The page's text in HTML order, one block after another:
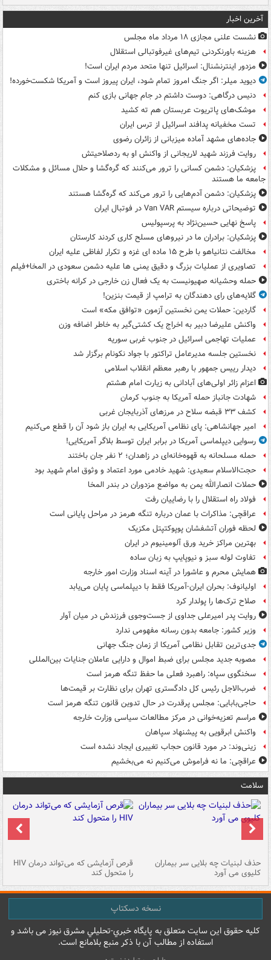
آخرین اخبار
نشست علنی مجازی ۱۸ مرداد ماه مجلس
هزینه باورنکردنی تیم‌های غیرفوتبالی استقلال
مزدور اینترنشنال: اسرائیل تنها متحد مردم ایران است!
دیوید میلر: اگر جنگ امروز تمام شود، ایران پیروز است و آمریکا شکست‌خورده!
دنیس درگاهی: دوست داشتم در جام جهانی بازی کنم
موشک‌های پاتریوت عربستان هم ته‌ کشید
تست مخفیانه پدافند اسرائیل از ترس ایران
جاده‌های مشهد آماده میزبانی از زائران رضوی
روایت فرزند شهید لاریجانی از واکنش او به ردصلاحیتش
پزشکیان: دشمن کسانی را ترور می‌کنند که گره‌گشا و حلال مسائل و مشکلات
جامعه ما هستند
پزشکیان: دشمن آدم‌هایی را ترور می‌کند که گره‌گشا هستند
توضیحاتی درباره سیستم Van VAR در فوتبال ایران
پاسخ نهایی حسین‌نژاد به پرسپولیس
پزشکیان: برادران ما در نیروهای مسلح کاری کردند کارستان
مخالفت نتانیاهو با طرح ۱۵ ماده ای غزه و تکرار لفاظی علیه ایران
تصاویری از عملیات بزرگ و دقیق یمنی ها علیه دشمن سعودی در المخا+فیلم
حمله وحشیانه صهیونیست به یک فعال زن خارجی در کرانه باختری
گلایه‌های رای دهندگان به ترامپ از قیمت بنزین!
گاردین: حملات یمن نخستین آزمون «توافق مکه» است
واکنش علیرضا دبیر به اخراج یک کشتی‌گیر به خاطر اضافه وزن
عملیات تهاجمی اسرائیل در جنوب غربی سوریه
نخستین جلسه مدیرعامل تراکتور با جواد نکونام برگزار شد
دیدار رییس جمهور با رهبر معظم انقلاب اسلامی
اعزام زائر اولی‌های آبادانی به زیارت امام هشتم
شهادت جانباز حمله آمریکا به جنوب کرمان
کشف ۳۳ قبضه سلاح در مرزهای آذربایجان غربی
امیر جهانشاهی: پای نظامی آمریکایی به ایران باز شود آن را قطع می‌کنیم
رسوایی دیپلماسی آمریکا در برابر ایران توسط بلاگر آمریکایی!
حمله مسلحانه به قهوه‌خانه‌ای در زاهدان؛ ۲ نفر جان باختند
حجت‌الاسلام سعیدی: شهید خادمی مورد اعتماد و وثوق امام شهید بود
حملات انصارالله یمن به مواضع مزدوران در بندر المخا
فولاد راه استقلال را با رضاییان رفت
عراقچی: مذاکرات با عمان درباره تنگه هرمز در مراحل پایانی است
لحظه فوران آتشفشان پوپوکتپتل مکزیک
بهترین مراکز خرید ورق آلومینیوم در ایران
تفاوت لوله سبز و نیوپایپ به زبان ساده
همایش محرم و عاشورا در آینه اسناد وزارت امور خارجه
اولیانوف: بحران ایران-آمریکا فقط با دیپلماسی پایان می‌یابد
صلاح ترک‌ها را پولدار کرد
روایت پدر امیرعلی جداوی از جست‌وجوی فرزندش در میان آوار
وزیر کشور: جامعه بدون رسانه مفهومی ندارد
جدی‌ترین تقابل نظامی آمریکا از زمان جنگ جهانی
مصوبه جدید مجلس برای ضبط اموال و دارایی عاملان جنایات بین‌المللی
سخنگوی سپاه: راهبرد فعلی ما حفظ تنگه هرمز است
ضرب‌الاجل رئیس کل دادگستری تهران برای نظارت بر قیمت‌ها
حاجی‌بابایی: مجلس پرقدرت در حال تدوین قانون تنگه هرمز است
مراسم تعزیه‌خوانی در مرکز مطالعات سیاسی وزارت خارجه
واکنش ابرقویی به پیشنهاد سپاهان
زینی‌وند: در مورد قانون حجاب تغییری ایجاد نشده است
عراقچی: ما نه فراموش می‌کنیم نه می‌بخشیم
سلامت
حذف لبنیات چه بلایی سر بیماران
کلیوی می آورد
قرص آزمایشی که می‌تواند درمان HIV
را متحول کند
نسخه دسکتاپ
کليه حقوق اين سايت متعلق به پایگاه خبري-تحليلي مشرق نيوز می باشد و
استفاده از مطالب آن با ذکر منبع بلامانع است.